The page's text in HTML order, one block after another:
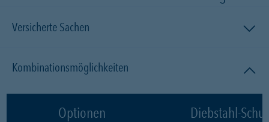
Versicherte Sachen
Kombinationsmöglichkeiten
Optionen Diebstahl-